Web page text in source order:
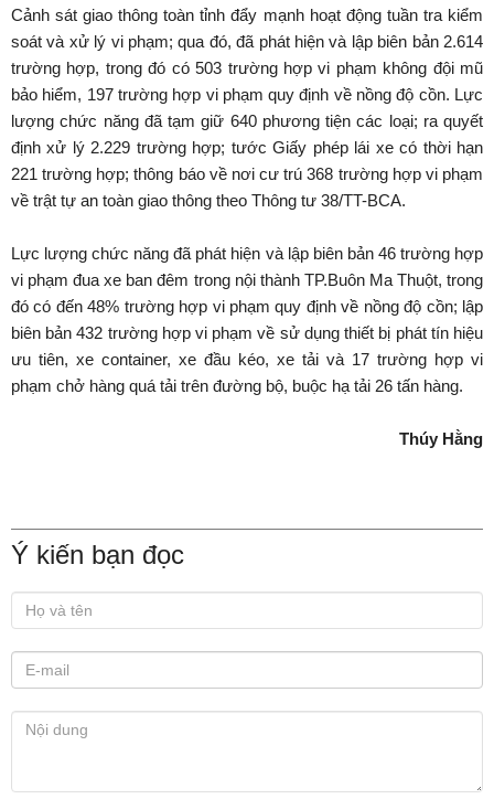
Cảnh sát giao thông toàn tỉnh đẩy mạnh hoạt động tuần tra kiểm
soát và xử lý vi phạm; qua đó, đã phát hiện và lập biên bản 2.614
trường hợp, trong đó có 503 trường hợp vi phạm không đội mũ
bảo hiểm, 197 trường hợp vi phạm quy định về nồng độ cồn. Lực
lượng chức năng đã tạm giữ 640 phương tiện các loại; ra quyết
định xử lý 2.229 trường hợp; tước Giấy phép lái xe có thời hạn
221 trường hợp; thông báo về nơi cư trú 368 trường hợp vi phạm
về trật tự an toàn giao thông theo Thông tư 38/TT-BCA.
Lực lượng chức năng đã phát hiện và lập biên bản 46 trường hợp
vi phạm đua xe ban đêm trong nội thành TP.Buôn Ma Thuột, trong
đó có đến 48% trường hợp vi phạm quy định về nồng độ cồn; lập
biên bản 432 trường hợp vi phạm về sử dụng thiết bị phát tín hiệu
ưu tiên, xe container, xe đầu kéo, xe tải và 17 trường hợp vi
phạm chở hàng quá tải trên đường bộ, buộc hạ tải 26 tấn hàng.
Thúy Hằng
Ý kiến bạn đọc